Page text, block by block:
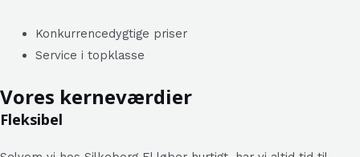
Konkurrencedygtige priser
Service i topklasse
Vores kerneværdier
Fleksibel